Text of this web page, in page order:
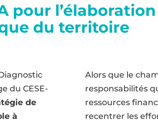
pour
du territoire
du CESE-
de
à
Alors que le
responsabilités
ressources
recentrer les